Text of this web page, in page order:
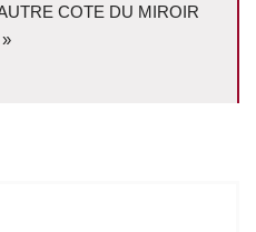
COTE DU MIROIR
»